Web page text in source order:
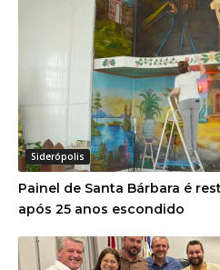
Siderópolis
Painel de Santa Bárbara é
após 25 anos escondido